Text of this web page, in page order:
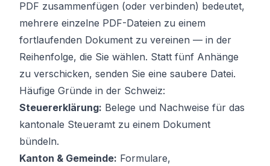
PDF zusammenfügen (oder verbinden) bedeutet,
mehrere einzelne PDF-Dateien zu einem
fortlaufenden Dokument zu vereinen — in der
Reihenfolge, die Sie wählen. Statt fünf Anhänge
zu verschicken, senden Sie eine saubere Datei.
Häufige Gründe in der Schweiz:
Steuererklärung: Belege und Nachweise für das
kantonale Steueramt zu einem Dokument
bündeln.
Kanton & Gemeinde: Formulare,